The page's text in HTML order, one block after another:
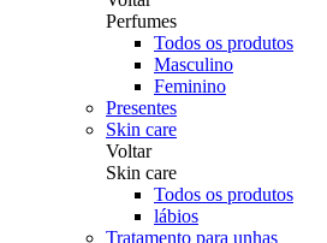
Perfumes
Todos os produtos
Masculino
Feminino
Presentes
Skin care
Voltar
Skin care
Todos os produtos
lábios
Tratamento para unhas